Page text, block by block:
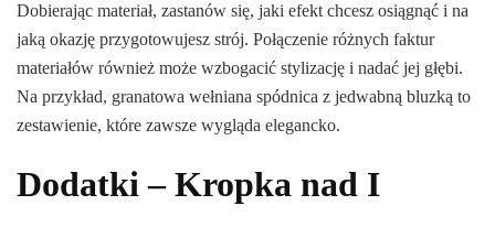
Dobierając materiał, zastanów się, jaki efekt chcesz osiągnąć i na
jaką okazję przygotowujesz strój. Połączenie różnych faktur
materiałów również może wzbogacić stylizację i nadać jej głębi.
Na przykład, granatowa wełniana spódnica z jedwabną bluzką to
zestawienie, które zawsze wygląda elegancko.
Dodatki – Kropka nad I